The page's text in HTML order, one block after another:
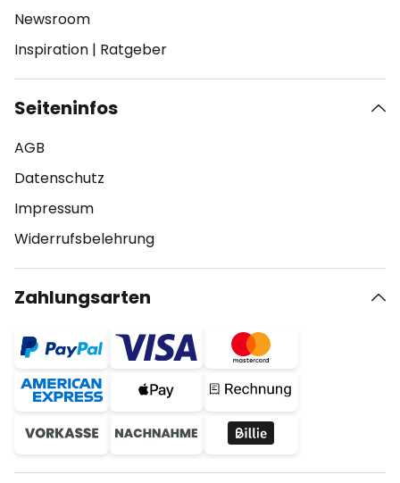
Newsroom
Inspiration | Ratgeber
Seiteninfos
AGB
Datenschutz
Impressum
Widerrufsbelehrung
Zahlungsarten